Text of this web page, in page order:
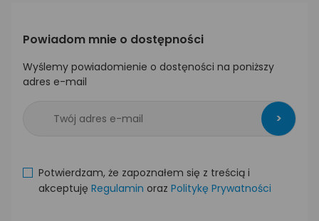
Powiadom mnie o dostępności
Wyślemy powiadomienie o dostęności na poniższy
adres e-mail
>
Potwierdzam, że zapoznałem się z treścią i
akceptuję Regulamin oraz Politykę Prywatności